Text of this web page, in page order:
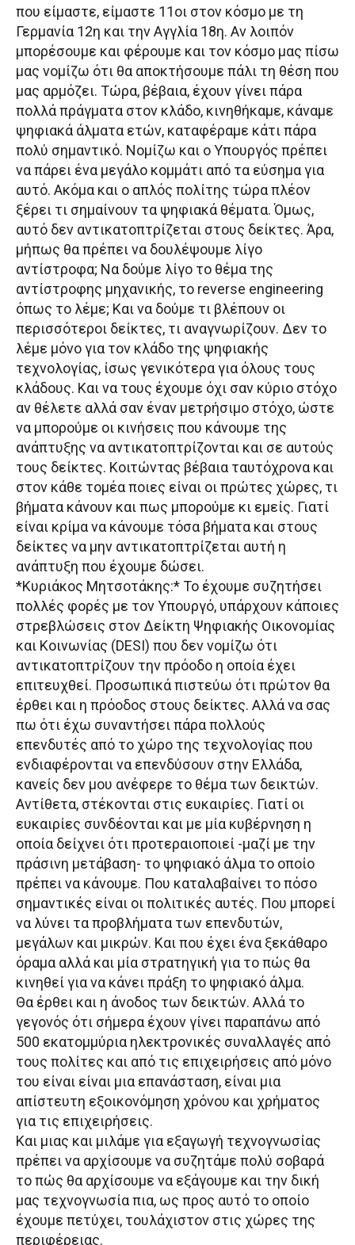
που είμαστε, είμαστε 11οι στον κόσμο με τη
Γερμανία 12η και την Αγγλία 18η. Αν λοιπόν
μπορέσουμε και φέρουμε και τον κόσμο μας πίσω
μας νομίζω ότι θα αποκτήσουμε πάλι τη θέση που
μας αρμόζει. Τώρα, βέβαια, έχουν γίνει πάρα
πολλά πράγματα στον κλάδο, κινηθήκαμε, κάναμε
ψηφιακά άλματα ετών, καταφέραμε κάτι πάρα
πολύ σημαντικό. Νομίζω και ο Υπουργός πρέπει
να πάρει ένα μεγάλο κομμάτι από τα εύσημα για
αυτό. Ακόμα και ο απλός πολίτης τώρα πλέον
ξέρει τι σημαίνουν τα ψηφιακά θέματα. Όμως,
αυτό δεν αντικατοπτρίζεται στους δείκτες. Άρα,
μήπως θα πρέπει να δουλέψουμε λίγο
αντίστροφα; Να δούμε λίγο το θέμα της
αντίστροφης μηχανικής, το reverse engineering
όπως το λέμε; Και να δούμε τι βλέπουν οι
περισσότεροι δείκτες, τι αναγνωρίζουν. Δεν το
λέμε μόνο για τον κλάδο της ψηφιακής
τεχνολογίας, ίσως γενικότερα για όλους τους
κλάδους. Και να τους έχουμε όχι σαν κύριο στόχο
αν θέλετε αλλά σαν έναν μετρήσιμο στόχο, ώστε
να μπορούμε οι κινήσεις που κάνουμε της
ανάπτυξης να αντικατοπτρίζονται και σε αυτούς
τους δείκτες. Κοιτώντας βέβαια ταυτόχρονα και
στον κάθε τομέα ποιες είναι οι πρώτες χώρες, τι
βήματα κάνουν και πως μπορούμε κι εμείς. Γιατί
είναι κρίμα να κάνουμε τόσα βήματα και στους
δείκτες να μην αντικατοπτρίζεται αυτή η
ανάπτυξη που έχουμε δώσει.
*Κυριάκος Μητσοτάκης:* Το έχουμε συζητήσει
πολλές φορές με τον Υπουργό, υπάρχουν κάποιες
στρεβλώσεις στον Δείκτη Ψηφιακής Οικονομίας
και Κοινωνίας (DESI) που δεν νομίζω ότι
αντικατοπτρίζουν την πρόοδο η οποία έχει
επιτευχθεί. Προσωπικά πιστεύω ότι πρώτον θα
έρθει και η πρόοδος στους δείκτες. Αλλά να σας
πω ότι έχω συναντήσει πάρα πολλούς
επενδυτές από το χώρο της τεχνολογίας που
ενδιαφέρονται να επενδύσουν στην Ελλάδα,
κανείς δεν μου ανέφερε το θέμα των δεικτών.
Αντίθετα, στέκονται στις ευκαιρίες. Γιατί οι
ευκαιρίες συνδέονται και με μία κυβέρνηση η
οποία δείχνει ότι προτεραιοποιεί -μαζί με την
πράσινη μετάβαση- το ψηφιακό άλμα το οποίο
πρέπει να κάνουμε. Που καταλαβαίνει το πόσο
σημαντικές είναι οι πολιτικές αυτές. Που μπορεί
να λύνει τα προβλήματα των επενδυτών,
μεγάλων και μικρών. Και που έχει ένα ξεκάθαρο
όραμα αλλά και μία στρατηγική για το πώς θα
κινηθεί για να κάνει πράξη το ψηφιακό άλμα.
Θα έρθει και η άνοδος των δεικτών. Αλλά το
γεγονός ότι σήμερα έχουν γίνει παραπάνω από
500 εκατομμύρια ηλεκτρονικές συναλλαγές από
τους πολίτες και από τις επιχειρήσεις από μόνο
του είναι είναι μια επανάσταση, είναι μια
απίστευτη εξοικονόμηση χρόνου και χρήματος
για τις επιχειρήσεις.
Και μιας και μιλάμε για εξαγωγή τεχνογνωσίας
πρέπει να αρχίσουμε να συζητάμε πολύ σοβαρά
το πώς θα αρχίσουμε να εξάγουμε και την δική
μας τεχνογνωσία πια, ως προς αυτό το οποίο
έχουμε πετύχει, τουλάχιστον στις χώρες της
περιφέρειας.